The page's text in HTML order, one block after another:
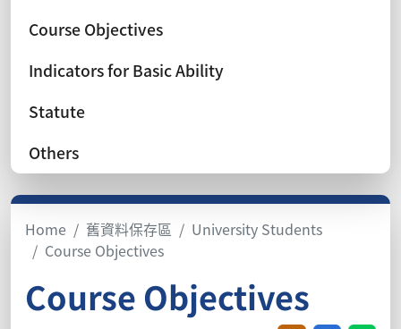
Course Objectives
Indicators for Basic Ability
Statute
Others
Home 舊資料保存區
University Students
Course Objectives
Course Objectives